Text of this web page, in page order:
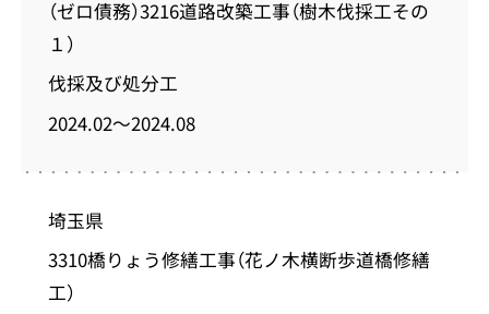
（ゼロ債務）3216道路改築工事（樹木伐採工その
１）
伐採及び処分工
2024.02～2024.08
埼玉県
3310橋りょう修繕工事（花ノ木横断歩道橋修繕
工）